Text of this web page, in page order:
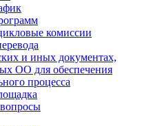
комиссии
и иных документах,
ОО для обеспечения
процесса